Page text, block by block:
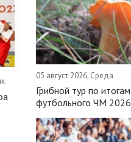
05 август 2026, Среда
Грибной тур по итогам
футбольного ЧМ 2026